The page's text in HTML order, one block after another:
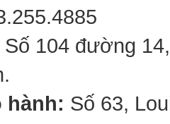
Số 104 đường
hành: Số 63,